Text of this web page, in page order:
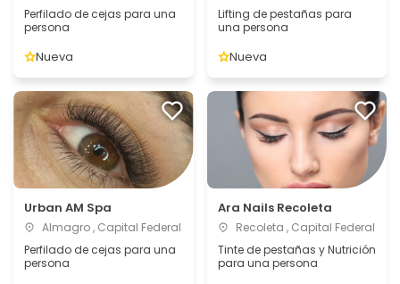
Perfilado de cejas para una
persona
Nueva
Lifting de pestañas para
una persona
Nueva
Urban AM Spa
Almagro , Capital Federal
Perfilado de cejas para una
persona
Ara Nails Recoleta
Recoleta , Capital Federal
Tinte de pestañas y Nutrición
para una persona